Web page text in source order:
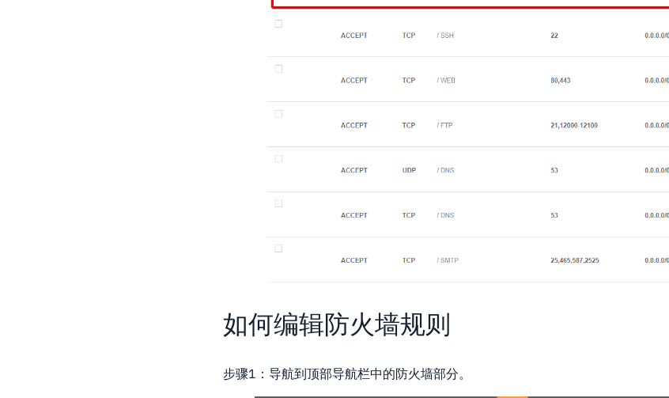
如何编辑防火墙规则
步骤1：导航到顶部导航栏中的防火墙部分。